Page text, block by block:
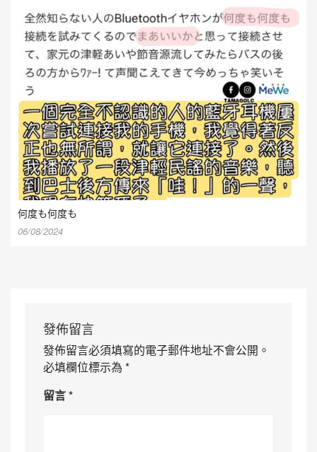
何度も何度も
06/08/2024
發佈留言
發佈留言必須填寫的電子郵件地址不會公開。
必填欄位標示為 *
留言*